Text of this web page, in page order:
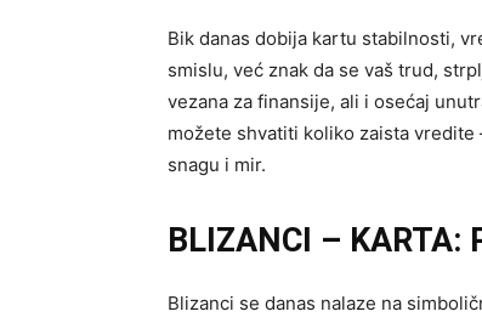
Bik danas dobija kartu stabilnosti,
smislu, već znak da se vaš trud,
vezana za finansije, ali i osećaj
možete shvatiti koliko zaista vredite
snagu i mir.
BLIZANCI – KARTA:
Blizanci se danas nalaze na